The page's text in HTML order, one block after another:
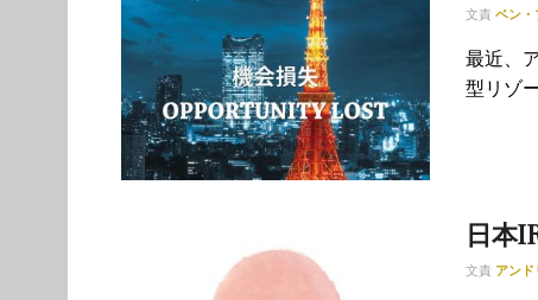
文責 ベン・
最近、
型リゾ
日本
文責 アン